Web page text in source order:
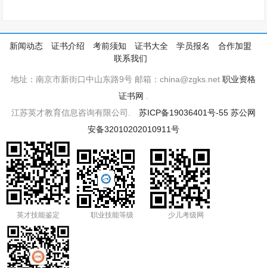
新闻动态 证书介绍 考前须知 证书大全 学员报名
合作加盟
联系我们
地址：南京市新街口中山东路9号 邮箱：china@zgks.net职业资格
证书网
江苏英才教育信息咨询有限公司. 苏ICP备19036401号-55 苏公网
安备32010202010911号
英才技能鉴定 职业技能等级 少儿考级网